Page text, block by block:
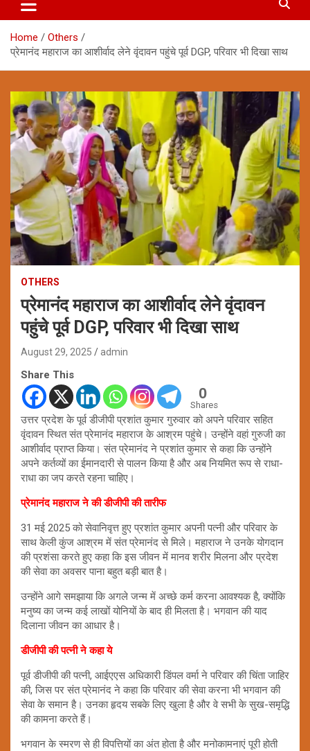
Home
Others
प्रेमानंद महाराज का आशीर्वाद लेने वृंदावन पहुंचे पूर्व DGP, परिवार भी दिखा साथ
OTHERS
प्रेमानंद महाराज का आशीर्वाद लेने वृंदावन
पहुंचे पूर्व DGP, परिवार भी दिखा साथ
August 29, 2025 admin
Share This
0
Shares
उत्तर प्रदेश के पूर्व डीजीपी प्रशांत कुमार गुरुवार को अपने परिवार सहित
वृंदावन स्थित संत प्रेमानंद महाराज के आश्रम पहुंचे। उन्होंने वहां गुरुजी का
आशीर्वाद प्राप्त किया। संत प्रेमानंद ने प्रशांत कुमार से कहा कि उन्होंने
अपने कर्तव्यों का ईमानदारी से पालन किया है और अब नियमित रूप से राधा-
राधा का जप करते रहना चाहिए।
प्रेमानंद महाराज ने की डीजीपी की तारीफ
31 मई 2025 को सेवानिवृत्त हुए प्रशांत कुमार अपनी पत्नी और परिवार के
साथ केली कुंज आश्रम में संत प्रेमानंद से मिले। महाराज ने उनके योगदान
की प्रशंसा करते हुए कहा कि इस जीवन में मानव शरीर मिलना और प्रदेश
की सेवा का अवसर पाना बहुत बड़ी बात है।
उन्होंने आगे समझाया कि अगले जन्म में अच्छे कर्म करना आवश्यक है, क्योंकि
मनुष्य का जन्म कई लाखों योनियों के बाद ही मिलता है। भगवान की याद
दिलाना जीवन का आधार है।
डीजीपी की पत्नी ने कहा ये
पूर्व डीजीपी की पत्नी, आईएएस अधिकारी डिंपल वर्मा ने परिवार की चिंता जाहिर
की, जिस पर संत प्रेमानंद ने कहा कि परिवार की सेवा करना भी भगवान की
सेवा के समान है। उनका हृदय सबके लिए खुला है और वे सभी के सुख-समृद्धि
की कामना करते हैं।
भगवान के स्मरण से ही विपत्तियों का अंत होता है और मनोकामनाएं पूरी होती